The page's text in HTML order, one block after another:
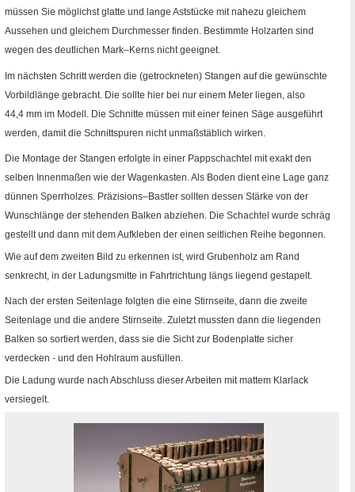
müssen Sie möglichst glatte und lange Aststücke mit nahezu gleichem
Aussehen und gleichem Durchmesser finden. Bestimmte Holzarten sind
wegen des deutlichen Mark–Kerns nicht geeignet.
Im nächsten Schritt werden die (getrockneten) Stangen auf die gewünschte
Vorbildlänge gebracht. Die sollte hier bei nur einem Meter liegen, also
44,4 mm im Modell. Die Schnitte müssen mit einer feinen Säge ausgeführt
werden, damit die Schnittspuren nicht unmaßstäblich wirken.
Die Montage der Stangen erfolgte in einer Pappschachtel mit exakt den
selben Innenmaßen wie der Wagenkasten. Als Boden dient eine Lage ganz
dünnen Sperrholzes. Präzisions–Bastler sollten dessen Stärke von der
Wunschlänge der stehenden Balken abziehen. Die Schachtel wurde schräg
gestellt und dann mit dem Aufkleben der einen seitlichen Reihe begonnen.
Wie auf dem zweiten Bild zu erkennen ist, wird Grubenholz am Rand
senkrecht, in der Ladungsmitte in Fahrtrichtung längs liegend gestapelt.
Nach der ersten Seitenlage folgten die eine Stirnseite, dann die zweite
Seitenlage und die andere Stirnseite. Zuletzt mussten dann die liegenden
Balken so sortiert werden, dass sie die Sicht zur Bodenplatte sicher
verdecken - und den Hohlraum ausfüllen.
Die Ladung wurde nach Abschluss dieser Arbeiten mit mattem Klarlack
versiegelt.